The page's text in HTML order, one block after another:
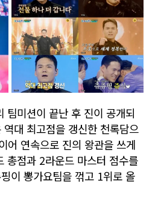
팀미션이 끝난 후 진이 공개되
대 최고점을 갱신한 천록담으
어 연속으로 진의 왕관을 쓰게
총점과 2라운드 마스터 점수를
이 뽕가요팀을 꺾고 1위로 올